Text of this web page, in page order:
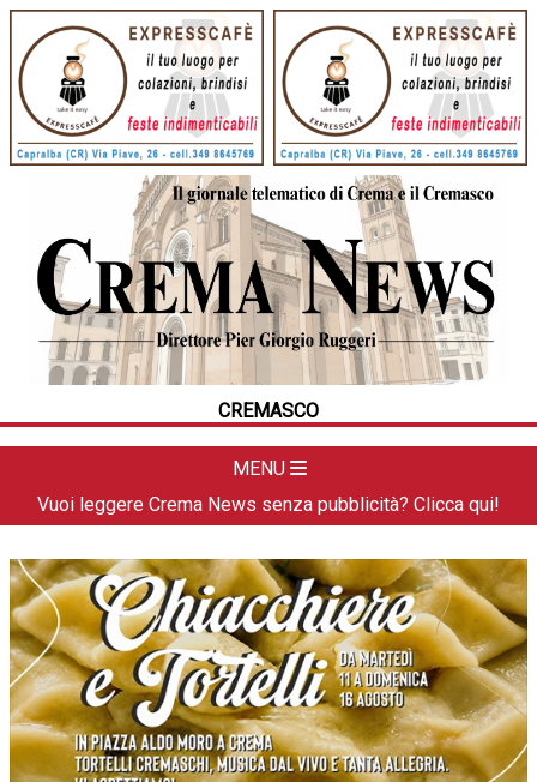
CREMASCO
MENU
HOME
CRONACA
POLITICA
LA FOTO
DAL TERRITORIO
APPUNTAMENTI
CREMASCO
OROSCOPO
LA PIAZZA
ANIMALI
NECROLOGI
Vuoi leggere Crema News senza pubblicità? Clicca qui!